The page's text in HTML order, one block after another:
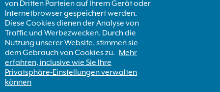
von Dritten Parteien auf Ihrem Gerät oder
Internetbrowser gespeichert werden.
Diese Cookies dienen der Analyse von
Traffic und Werbezwecken. Durch die
Nutzung unserer Website, stimmen sie
dem Gebrauch von Cookies zu. Mehr
erfahren, inclusive wie Sie Ihre
Privatsphäre-Einstellungen verwalten
können